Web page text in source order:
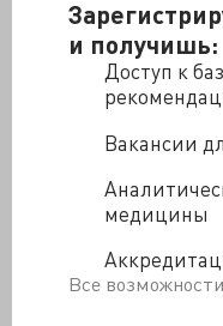
и получишь:
Доступ к
Вакансии
медицины
Все возможности
иностранных
коих 38 недель
экзаменационные
окончании обучения
и сдачи экзаменов,
возможность
Иностранным
словарным багажом
минуту и самим
минуту. Помимо